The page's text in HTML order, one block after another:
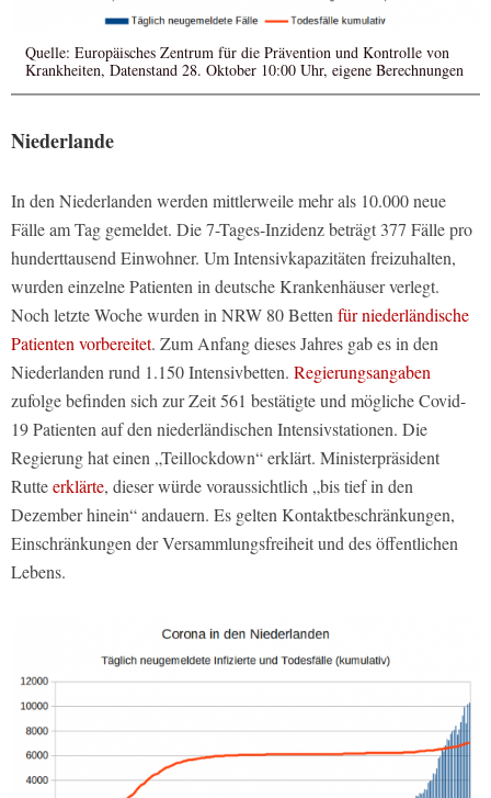
Quelle: Europäisches Zentrum für die Prävention und Kontrolle von
Krankheiten, Datenstand 28. Oktober 10:00 Uhr, eigene Berechnungen
Niederlande
In den Niederlanden werden mittlerweile mehr als 10.000 neue
Fälle am Tag gemeldet. Die 7-Tages-Inzidenz beträgt 377 Fälle pro
hunderttausend Einwohner. Um Intensivkapazitäten freizuhalten,
wurden einzelne Patienten in deutsche Krankenhäuser verlegt.
Noch letzte Woche wurden in NRW 80 Betten für niederländische
Patienten vorbereitet. Zum Anfang dieses Jahres gab es in den
Niederlanden rund 1.150 Intensivbetten. Regierungsangaben
zufolge befinden sich zur Zeit 561 bestätigte und mögliche Covid-
19 Patienten auf den niederländischen Intensivstationen. Die
Regierung hat einen „Teillockdown“ erklärt. Ministerpräsident
Rutteerklärte, dieser würde voraussichtlich „bis tief in den
Dezember hinein“ andauern. Es gelten Kontaktbeschränkungen,
Einschränkungen der Versammlungsfreiheit und des öffentlichen
Lebens.